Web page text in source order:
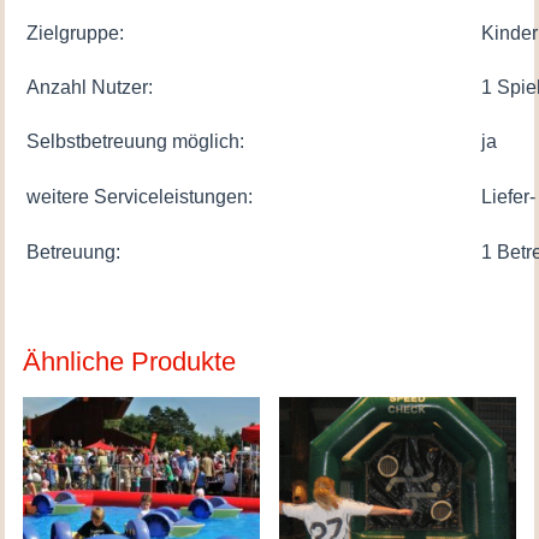
Zielgruppe:
Anzahl Nutzer: 1
Selbstbetreuung möglich: ja
weitere Serviceleistungen:
Betreuung: 1
Ähnliche Produkte